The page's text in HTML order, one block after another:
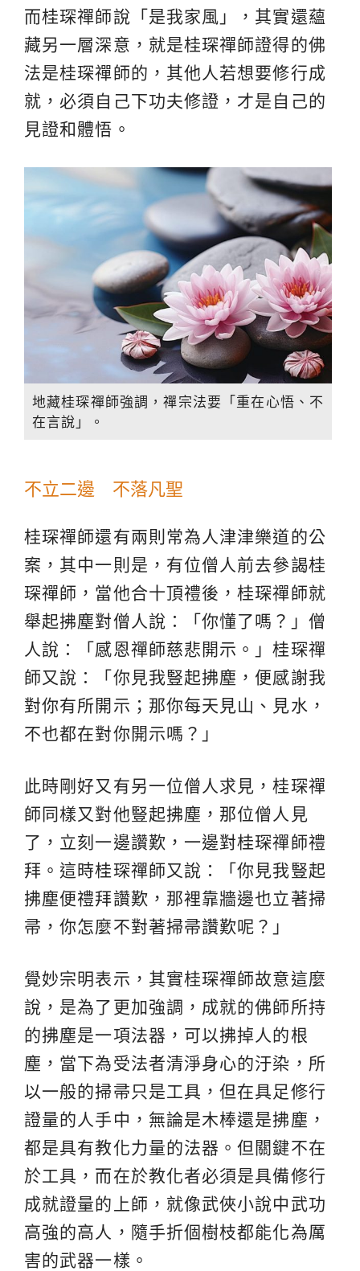
而桂琛禪師說「是我家風」，其實還蘊
藏另一層深意，就是桂琛禪師證得的佛
法是桂琛禪師的，其他人若想要修行成
就，必須自己下功夫修證，才是自己的
見證和體悟。
地藏桂琛禪師強調，禪宗法要「重在心悟、不
在言說」。
不立二邊 不落凡聖
桂琛禪師還有兩則常為人津津樂道的公
案，其中一則是，有位僧人前去參謁桂
琛禪師，當他合十頂禮後，桂琛禪師就
舉起拂塵對僧人說：「你懂了嗎？」僧
人說：「感恩禪師慈悲開示。」桂琛禪
師又說：「你見我豎起拂塵，便感謝我
對你有所開示；那你每天見山、見水，
不也都在對你開示嗎？」
此時剛好又有另一位僧人求見，桂琛禪
師同樣又對他豎起拂塵，那位僧人見
了，立刻一邊讚歎，一邊對桂琛禪師禮
拜。這時桂琛禪師又說：「你見我豎起
拂塵便禮拜讚歎，那裡靠牆邊也立著掃
帚，你怎麼不對著掃帚讚歎呢？」
覺妙宗明表示，其實桂琛禪師故意這麼
說，是為了更加強調，成就的佛師所持
的拂塵是一項法器，可以拂掉人的根
塵，當下為受法者清淨身心的汙染，所
以一般的掃帚只是工具，但在具足修行
證量的人手中，無論是木棒還是拂塵，
都是具有教化力量的法器。但關鍵不在
於工具，而在於教化者必須是具備修行
成就證量的上師，就像武俠小說中武功
高強的高人，隨手折個樹枝都能化為厲
害的武器一樣。